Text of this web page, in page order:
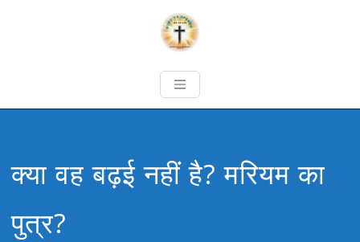
क्या वह बढ़ई नहीं है? मरियम का
पुत्र?